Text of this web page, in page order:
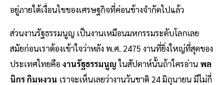
อยู่ภายใต้เงื่อนไขของเศรษฐกิจที่ค่อนข้างจำกัดไปแล้ว
ส่วนงานรัฐธรรมนูญ เป็นงานเหมือนมหกรรมระดับโลกเลย
สมัยก่อนเราต้องเข้าใจว่าหลัง พ.ศ. 2475 งานที่ยิ่งใหญ่ที่สุดของ
ประเทศไทยคืองานรัฐธรรมนูญในสัปดาห์นั้นถ้าใครอ่าน พล
นิกร กิมหงวน เราจะเห็นเลยว่างานวันชาติ 24 มิถุนายน มีไม่กี่